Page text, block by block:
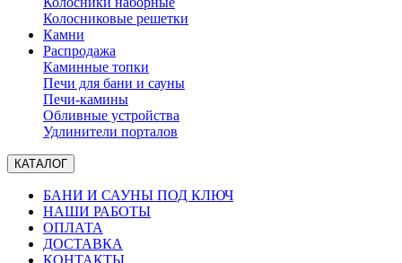
Колосниковые решетки
Камни
Распродажа
Каминные топки
Печи для бани и сауны
Печи-камины
Обливные устройства
Удлинители порталов
КАТАЛОГ
БАНИ И САУНЫ ПОД КЛЮЧ
НАШИ РАБОТЫ
ОПЛАТА
ДОСТАВКА
КОНТАКТЫ